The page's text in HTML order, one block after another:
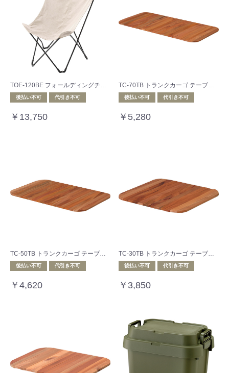
後払い不可 代引き不可
￥13,750
後払い不可 代引き不可
￥5,280
後払い不可 代引き不可
￥4,620
後払い不可 代引き不可
￥3,850